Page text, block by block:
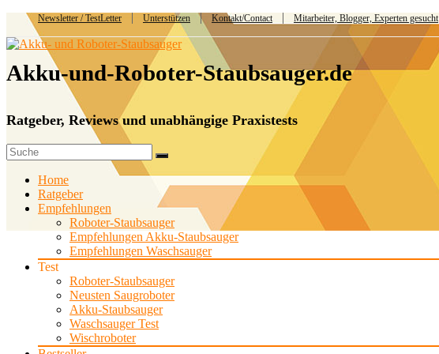
Newsletter / TestLetter Unterstützen Kontakt/Contact Mitarbeiter, Blogger, Experten gesucht
Akku-und-Roboter-Staubsauger.de
Ratgeber, Reviews und unabhängige Praxistests
Home
Ratgeber
Empfehlungen
Roboter-Staubsauger
Empfehlungen Akku-Staubsauger
Empfehlungen Waschsauger
Test
Roboter-Staubsauger
Neusten Saugroboter
Akku-Staubsauger
Waschsauger Test
Wischroboter